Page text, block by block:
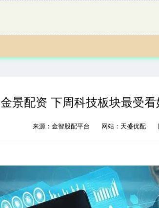
金景配资 下周科技板块最受看
来源：金智股配平台 网站：天盛优配